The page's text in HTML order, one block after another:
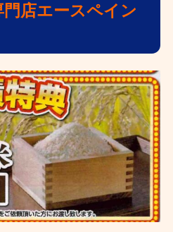
門店エースペイン